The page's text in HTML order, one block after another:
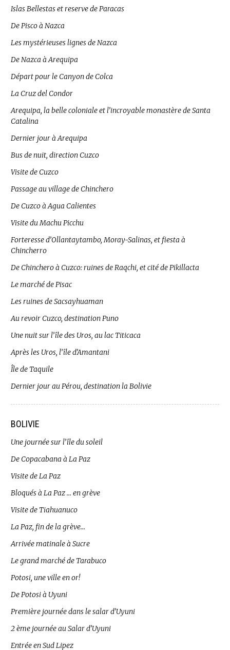
Islas Bellestas et reserve de Paracas
De Pisco à Nazca
Les mystérieuses lignes de Nazca
De Nazca à Arequipa
Départ pour le Canyon de Colca
La Cruz del Condor
Arequipa, la belle coloniale et l’incroyable monastère de Santa
Catalina
Dernier jour à Arequipa
Bus de nuit, direction Cuzco
Visite de Cuzco
Passage au village de Chinchero
De Cuzco à Agua Calientes
Visite du Machu Picchu
Forteresse d’Ollantaytambo, Moray-Salinas, et fiesta à
Chincherro
De Chinchero à Cuzco: ruines de Raqchi, et cité de Pikillacta
Le marché de Pisac
Les ruines de Sacsayhuaman
Au revoir Cuzco, destination Puno
Une nuit sur l’île des Uros, au lac Titicaca
Après les Uros, l’île d’Amantani
Île de Taquile
Dernier jour au Pérou, destination la Bolivie
BOLIVIE
Une journée sur l’île du soleil
De Copacabana à La Paz
Visite de La Paz
Bloqués à La Paz … en grève
Visite de Tiahuanuco
La Paz, fin de la grève…
Arrivée matinale à Sucre
Le grand marché de Tarabuco
Potosi, une ville en or!
De Potosi à Uyuni
Première journée dans le salar d’Uyuni
2 ème journée au Salar d’Uyuni
Entrée en Sud Lipez